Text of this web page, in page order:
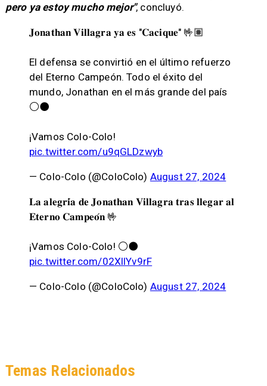
pero ya estoy mucho mejor", concluyó.
𝐉𝐨𝐧𝐚𝐭𝐡𝐚𝐧 𝐕𝐢𝐥𝐥𝐚𝐠𝐫𝐚 𝐲𝐚 𝐞𝐬 "𝐂𝐚𝐜𝐢𝐪𝐮𝐞" 🤟🏽
El defensa se convirtió en el último refuerzo
del Eterno Campeón. Todo el éxito del
mundo, Jonathan en el más grande del país
⚪⚫
¡Vamos Colo-Colo!
pic.twitter.com/u9qGLDzwyb
— Colo-Colo (@ColoColo) August 27, 2024
𝐋𝐚 𝐚𝐥𝐞𝐠𝐫𝐢́𝐚 𝐝𝐞 𝐉𝐨𝐧𝐚𝐭𝐡𝐚𝐧 𝐕𝐢𝐥𝐥𝐚𝐠𝐫𝐚 𝐭𝐫𝐚𝐬 𝐥𝐥𝐞𝐠𝐚𝐫 𝐚𝐥
𝐄𝐭𝐞𝐫𝐧𝐨 𝐂𝐚𝐦𝐩𝐞𝐨́𝐧 🤟
¡Vamos Colo-Colo! ⚪⚫
pic.twitter.com/02XllYv9rF
— Colo-Colo (@ColoColo) August 27, 2024
Temas Relacionados